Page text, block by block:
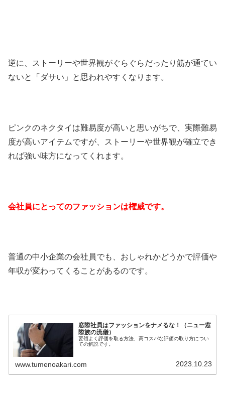
逆に、ストーリーや世界観がぐらぐらだったり筋が通てい
ないと「ダサい」と思われやすくなります。
ピンクのネクタイは難易度が高いと思いがちで、実際難易
度が高いアイテムですが、ストーリーや世界観が確立でき
れば強い味方になってくれます。
会社員にとってのファッションは権威です。
普通の中小企業の会社員でも、おしゃれかどうかで評価や
年収が変わってくることがあるのです。
窓際社員はファッションをナメるな！（ニュー窓
際族の流儀）
要領よく評価を取る方法、高コスパな評価の取り方につい
ての解説です。
www.tumenoakari.com 2023.10.23